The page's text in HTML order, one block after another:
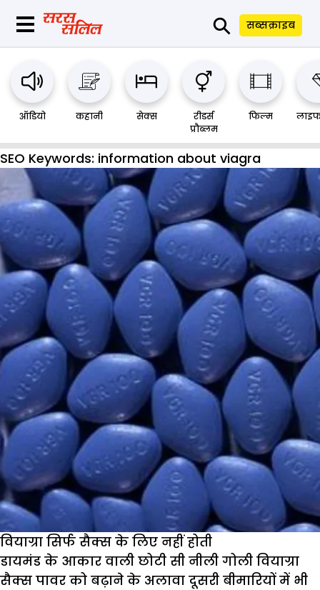
⚲ सब्सक्राइब
ऑडियो कहानी सेक्स
रीडर्स
प्रौब्लम
फिल्म
SEO Keywords: information about viagra
वियाग्रा सिर्फ सैक्स के लिए नहीं होती
डायमंड के आकार वाली छोटी सी नीली गोली वियाग्रा
सैक्स पावर को बढ़ाने के अलावा दूसरी बीमारियों में भी